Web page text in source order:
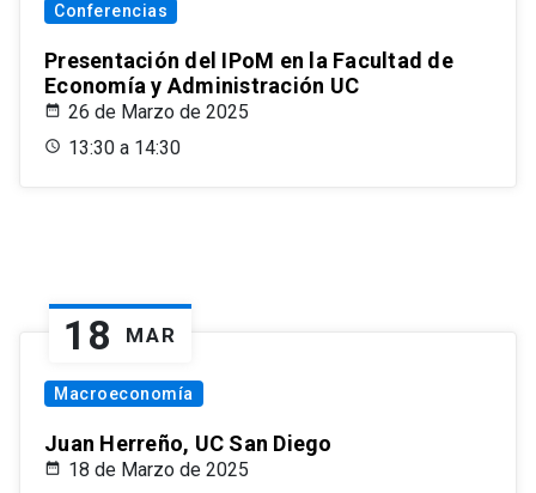
Conferencias
Presentación del IPoM en la Facultad de
Economía y Administración UC
26 de Marzo de 2025
13:30 a 14:30
18 MAR
Macroeconomía
Juan Herreño, UC San Diego
18 de Marzo de 2025